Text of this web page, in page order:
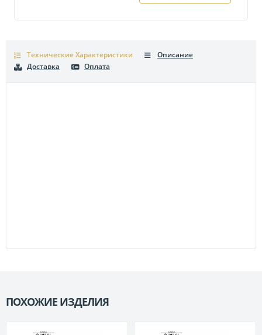
Технические Характеристики
Описание
Доставка
Оплата
ПОХОЖИЕ ИЗДЕЛИЯ